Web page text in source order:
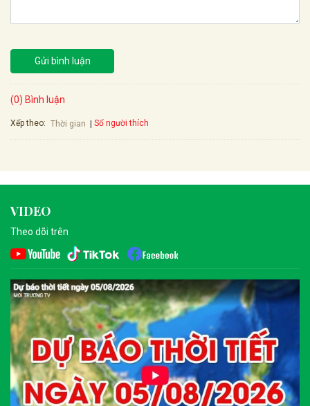
Gửi bình luận
(0) Bình luận
Xếp theo: Thời gian Số người thích
VIDEO
Theo dõi trên